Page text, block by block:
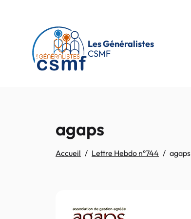
Les Généralistes
CSMF
agaps
Accueil Lettre Hebdo n°744 agaps